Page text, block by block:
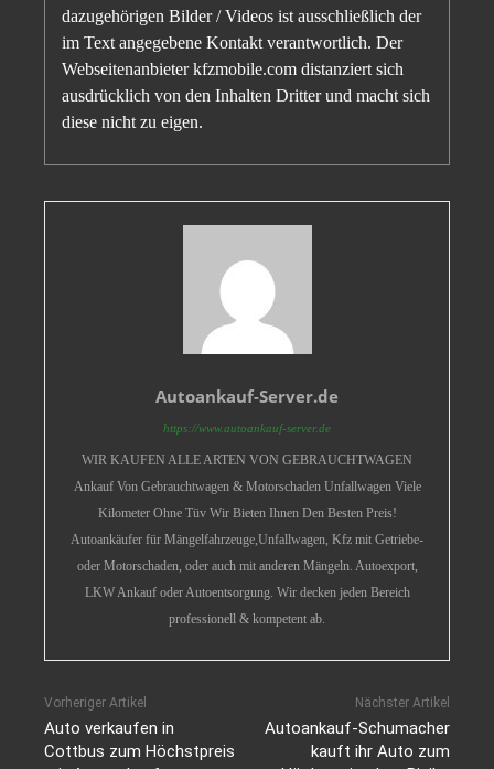
dazugehörigen Bilder / Videos ist ausschließlich der
im Text angegebene Kontakt verantwortlich. Der
Webseitenanbieter kfzmobile.com distanziert sich
ausdrücklich von den Inhalten Dritter und macht sich
diese nicht zu eigen.
Autoankauf-Server.de
https://www.autoankauf-server.de
WIR KAUFEN ALLE ARTEN VON GEBRAUCHTWAGEN
Ankauf Von Gebrauchtwagen & Motorschaden Unfallwagen Viele
Kilometer Ohne Tüv Wir Bieten Ihnen Den Besten Preis!
Autoankäufer für Mängelfahrzeuge,Unfallwagen, Kfz mit Getriebe-
oder Motorschaden, oder auch mit anderen Mängeln. Autoexport,
LKW Ankauf oder Autoentsorgung. Wir decken jeden Bereich
professionell & kompetent ab.
Vorheriger Artikel
Auto verkaufen in
Cottbus zum Höchstpreis
Nächster Artikel
Autoankauf-Schumacher
kauft ihr Auto zum